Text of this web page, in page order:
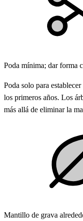
Poda mínima; dar forma
Poda solo para
los primeros años. Los
más allá de eliminar la
Mantillo de grava